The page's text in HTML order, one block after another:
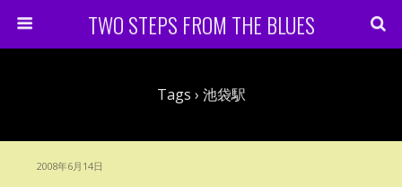
TWO STEPS FROM THE BLUES
Tags › 池袋駅
2008年6月14日